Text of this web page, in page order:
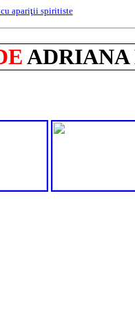
apariţii spiritiste
ADRIANA